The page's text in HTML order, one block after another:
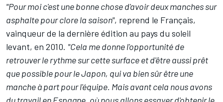
"Pour moi c'est une bonne chose d'avoir deux manches sur
asphalte pour clore la saison", reprend le Français,
vainqueur de la dernière édition au pays du soleil
levant, en 2010. "Cela me donne l'opportunité de
retrouver le rythme sur cette surface et d'être aussi prêt
que possible pour le Japon, qui va bien sûr être une
manche à part pour l'équipe. Mais avant cela nous avons